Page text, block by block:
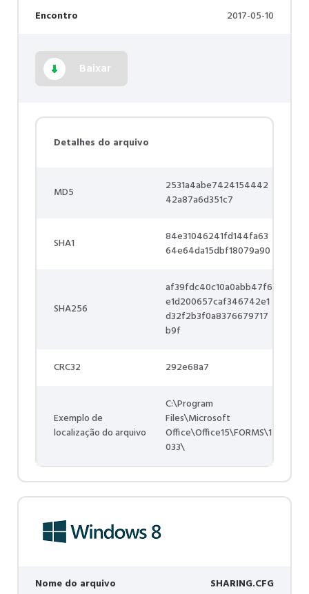
Encontro 2017-05-10
Baixar
Detalhes do arquivo
MD5
2531a4abe7424154442
42a87a6d351c7
SHA1
84e31046241fd144fa63
64e64da15dbf18079a90
SHA256
af39fdc40c10a0abb47f6
e1d200657caf346742e1
d32f2b3f0a8376679717
b9f
CRC32 292e68a7
Exemplo de
localização do arquivo
C:\Program
Files\Microsoft
Office\Office15\FORMS\1
033\
Nome do arquivo SHARING.CFG